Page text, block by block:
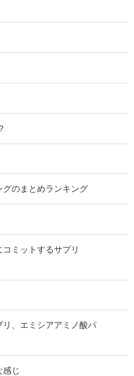
のまとめランキング
ミットするサプリ
、エミシアアミノ酸パ
感じ